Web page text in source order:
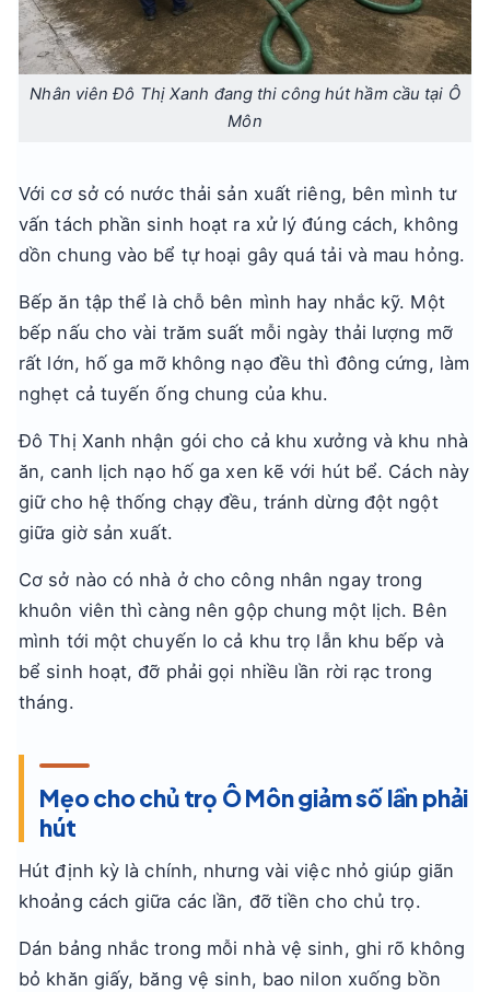
Nhân viên Đô Thị Xanh đang thi công hút hầm cầu tại Ô
Môn
Với cơ sở có nước thải sản xuất riêng, bên mình tư
vấn tách phần sinh hoạt ra xử lý đúng cách, không
dồn chung vào bể tự hoại gây quá tải và mau hỏng.
Bếp ăn tập thể là chỗ bên mình hay nhắc kỹ. Một
bếp nấu cho vài trăm suất mỗi ngày thải lượng mỡ
rất lớn, hố ga mỡ không nạo đều thì đông cứng, làm
nghẹt cả tuyến ống chung của khu.
Đô Thị Xanh nhận gói cho cả khu xưởng và khu nhà
ăn, canh lịch nạo hố ga xen kẽ với hút bể. Cách này
giữ cho hệ thống chạy đều, tránh dừng đột ngột
giữa giờ sản xuất.
Cơ sở nào có nhà ở cho công nhân ngay trong
khuôn viên thì càng nên gộp chung một lịch. Bên
mình tới một chuyến lo cả khu trọ lẫn khu bếp và
bể sinh hoạt, đỡ phải gọi nhiều lần rời rạc trong
tháng.
Mẹo cho chủ trọ Ô Môn giảm số lần phải
hút
Hút định kỳ là chính, nhưng vài việc nhỏ giúp giãn
khoảng cách giữa các lần, đỡ tiền cho chủ trọ.
Dán bảng nhắc trong mỗi nhà vệ sinh, ghi rõ không
bỏ khăn giấy, băng vệ sinh, bao nilon xuống bồn